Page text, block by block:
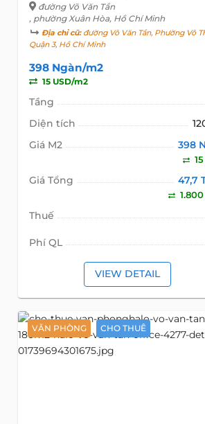
đường Võ Văn Tần
, phường Xuân Hòa, Hồ Chí Minh
Địa chỉ cũ:đường Võ Văn Tần, Phường Võ
Quận 3, Hồ Chí Minh
398 Ngàn/m2
15 USD/m2
Tầng
Diện tích
Giá M2
398
Giá Tổng 47,7
Thuế
Phí QL
VIEW DETAIL
VĂN PHÒNG CHO THUÊ